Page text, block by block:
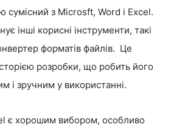
сумісний з Microsft, Word і Excel.
інші корисні інструменти, такі
форматів файлів. Це
розробки, що робить його
і зручним у використанні.
є хорошим вибором, особливо